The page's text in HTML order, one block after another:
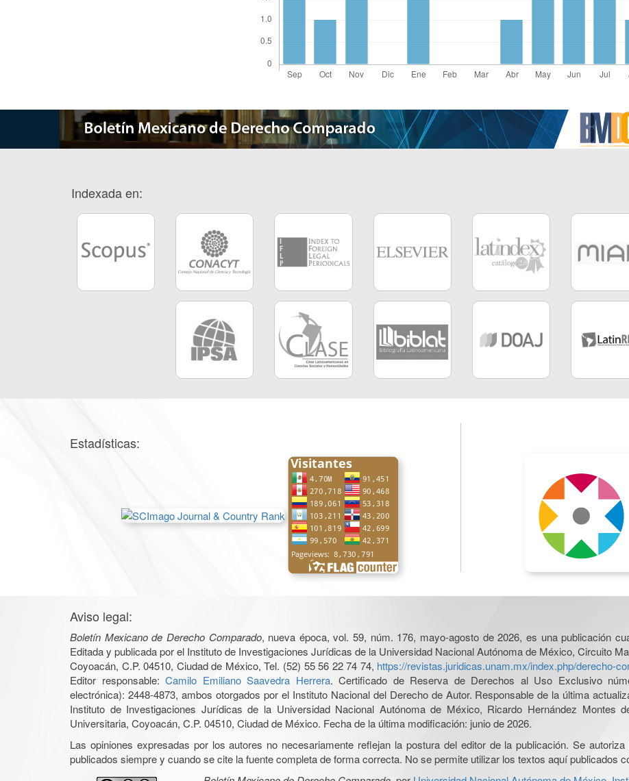
Indexada en:
Estadísticas:
Aviso legal:
Boletín Mexicano de Derecho Comparado, nueva época, vol. 59, núm. 176, mayo-agosto de 2026, es una publicación
Editada y publicada por el Instituto de Investigaciones Jurídicas de la Universidad Nacional Autónoma de México, Circuito
Coyoacán, C.P. 04510, Ciudad de México, Tel. (52) 55 56 22 74 74, https://revistas.juridicas.unam.mx/index.php/derecho-
Editor responsable:Camilo Emiliano Saavedra Herrera. Certificado de Reserva de Derechos al Uso Exclusivo
electrónica): 2448-4873, ambos otorgados por el Instituto Nacional del Derecho de Autor. Responsable de la última
Instituto de Investigaciones Jurídicas de la Universidad Nacional Autónoma de México, Ricardo Hernández
Universitaria, Coyoacán, C.P. 04510, Ciudad de México. Fecha de la última modificación: junio de 2026.
Las opiniones expresadas por los autores no necesariamente reflejan la postura del editor de la publicación. Se
publicados siempre y cuando se cite la fuente completa de forma correcta. No se permite utilizar los textos aquí publicados